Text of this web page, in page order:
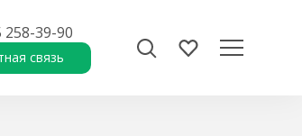
258-39-90
связь